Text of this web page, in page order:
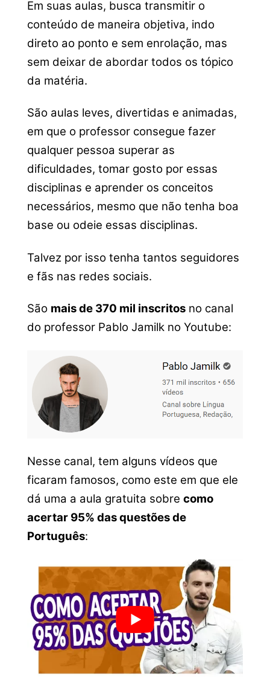
Em suas aulas, busca transmitir o
conteúdo de maneira objetiva, indo
direto ao ponto e sem enrolação, mas
sem deixar de abordar todos os tópico
da matéria.
São aulas leves, divertidas e animadas,
em que o professor consegue fazer
qualquer pessoa superar as
dificuldades, tomar gosto por essas
disciplinas e aprender os conceitos
necessários, mesmo que não tenha boa
base ou odeie essas disciplinas.
Talvez por isso tenha tantos seguidores
e fãs nas redes sociais.
São mais de 370 mil inscritosno canal
do professor Pablo Jamilk no Youtube:
Nesse canal, tem alguns vídeos que
ficaram famosos, como este em que ele
dá uma a aula gratuita sobre como
acertar 95% das questões de
Português: